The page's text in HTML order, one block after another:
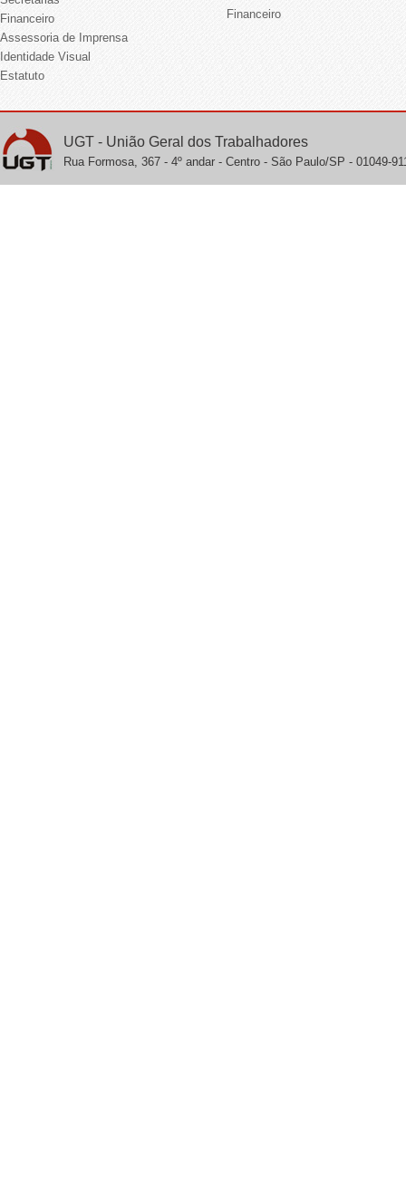
Financeiro
Assessoria de Imprensa
Identidade Visual
Estatuto
Financeiro
UGT - União Geral dos Trabalhadores
Rua Formosa, 367 - 4º andar - Centro - São Paulo/SP - 01049-